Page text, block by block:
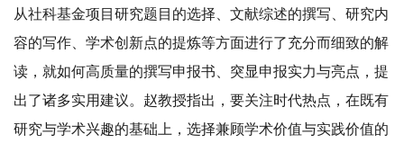
从社科基金项目研究题目的选择、文献综述的撰写、研究内
容的写作、学术创新点的提炼等方面进行了充分而细致的解
读，就如何高质量的撰写申报书、突显申报实力与亮点，提
出了诸多实用建议。赵教授指出，要关注时代热点，在既有
研究与学术兴趣的基础上，选择兼顾学术价值与实践价值的